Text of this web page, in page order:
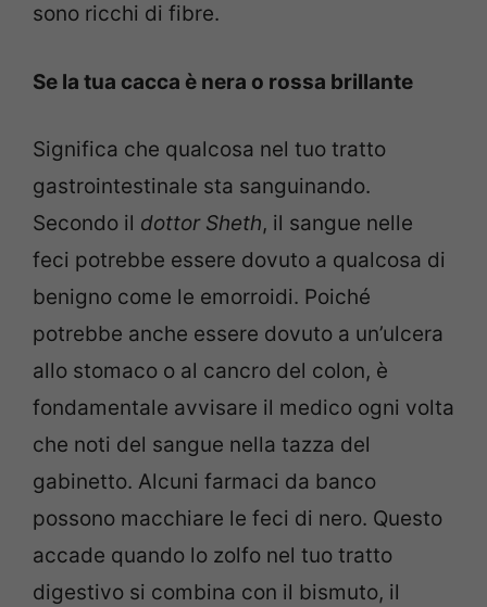
sono ricchi di fibre.
Se la tua cacca è nera o rossa brillante
Significa che qualcosa nel tuo tratto
gastrointestinale sta sanguinando.
Secondo il dottor Sheth, il sangue nelle
feci potrebbe essere dovuto a qualcosa di
benigno come le emorroidi. Poiché
potrebbe anche essere dovuto a un’ulcera
allo stomaco o al cancro del colon, è
fondamentale avvisare il medico ogni volta
che noti del sangue nella tazza del
gabinetto. Alcuni farmaci da banco
possono macchiare le feci di nero. Questo
accade quando lo zolfo nel tuo tratto
digestivo si combina con il bismuto, il